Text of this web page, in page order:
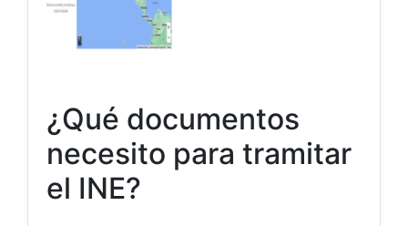
¿Qué documentos
necesito para tramitar
el INE?